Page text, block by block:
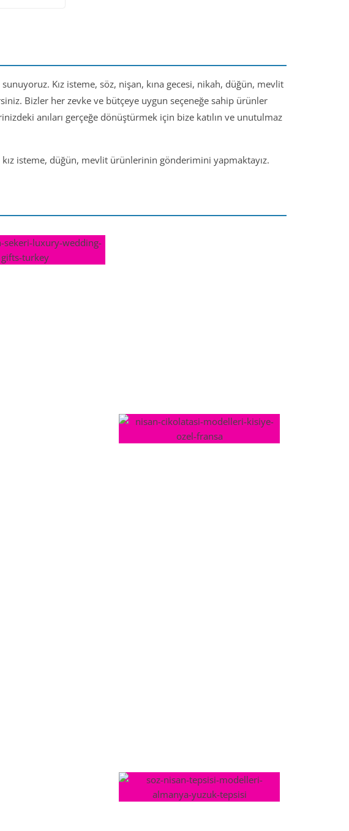
sunuyoruz. Kız isteme, söz, nişan, kına gecesi, nikah, düğün, mevlit
Bizler her zevke ve bütçeye uygun seçeneğe sahip ürünler
anıları gerçeğe dönüştürmek için bize katılın ve unutulmaz
isteme, düğün, mevlit ürünlerinin gönderimini yapmaktayız.